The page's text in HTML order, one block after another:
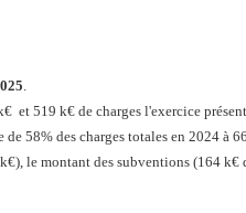
et 519 k€ de charges l'exercice
58% des charges totales en 2024 à
le montant des subventions (164 k€